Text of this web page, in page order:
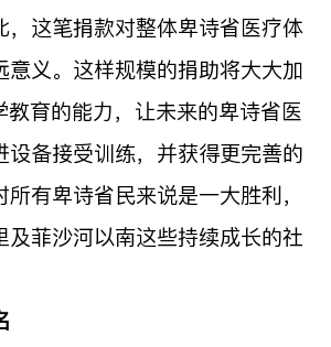
，这笔捐款对整体卑诗省医疗体
意义。这样规模的捐助将大大加
教育的能力，让未来的卑诗省医
设备接受训练，并获得更完善的
有卑诗省民来说是一大胜利，
及菲沙河以南这些持续成长的社